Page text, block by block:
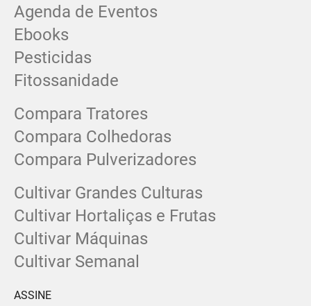
Agenda de Eventos
Ebooks
Pesticidas
Fitossanidade
Compara Tratores
Compara Colhedoras
Compara Pulverizadores
Cultivar Grandes Culturas
Cultivar Hortaliças e Frutas
Cultivar Máquinas
Cultivar Semanal
ASSINE